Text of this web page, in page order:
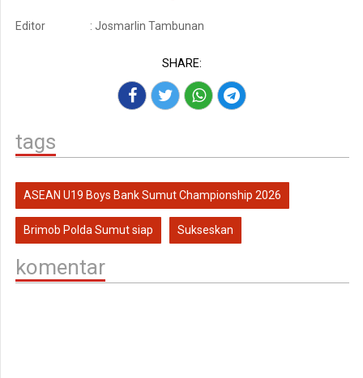
Editor : Josmarlin Tambunan
SHARE:
tags
ASEAN U19 Boys Bank Sumut Championship 2026
Brimob Polda Sumut siap Sukseskan
komentar